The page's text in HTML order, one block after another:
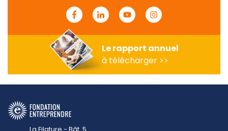
FacebookLinkedinYoutubeInstagram
Le rapport annuel
à télécharger >>